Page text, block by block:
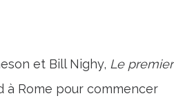
et Bill Nighy, Le premier
à Rome pour commencer